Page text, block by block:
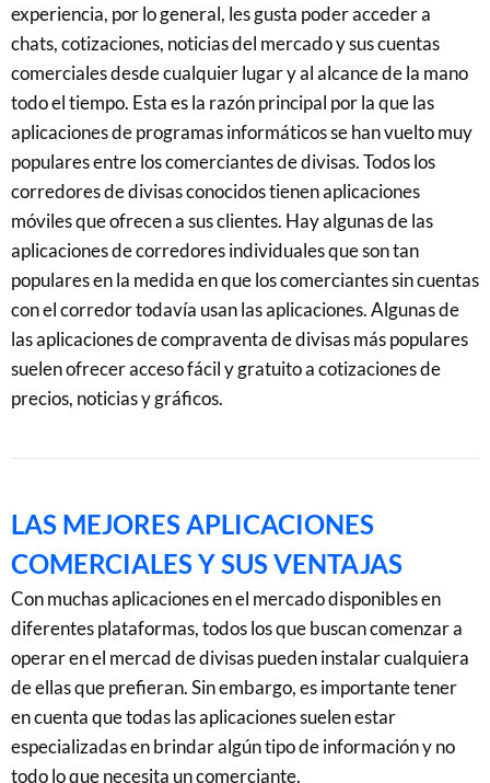
experiencia, por lo general, les gusta poder acceder a
chats, cotizaciones, noticias del mercado y sus cuentas
comerciales desde cualquier lugar y al alcance de la mano
todo el tiempo. Esta es la razón principal por la que las
aplicaciones de programas informáticos se han vuelto muy
populares entre los comerciantes de divisas. Todos los
corredores de divisas conocidos tienen aplicaciones
móviles que ofrecen a sus clientes. Hay algunas de las
aplicaciones de corredores individuales que son tan
populares en la medida en que los comerciantes sin cuentas
con el corredor todavía usan las aplicaciones. Algunas de
las aplicaciones de compraventa de divisas más populares
suelen ofrecer acceso fácil y gratuito a cotizaciones de
precios, noticias y gráficos.
LAS MEJORES APLICACIONES
COMERCIALES Y SUS VENTAJAS
Con muchas aplicaciones en el mercado disponibles en
diferentes plataformas, todos los que buscan comenzar a
operar en el mercad de divisas pueden instalar cualquiera
de ellas que prefieran. Sin embargo, es importante tener
en cuenta que todas las aplicaciones suelen estar
especializadas en brindar algún tipo de información y no
todo lo que necesita un comerciante.